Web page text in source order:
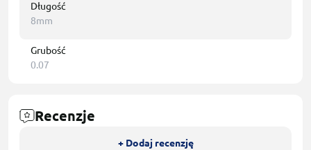
Długość
8mm
Grubość
0.07
Recenzje
+ Dodaj recenzję